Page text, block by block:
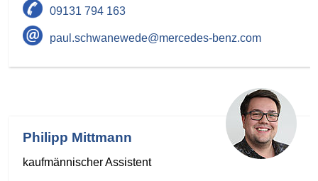
09131 794 163
paul.schwanewede@mercedes-benz.com
Philipp Mittmann
kaufmännischer Assistent